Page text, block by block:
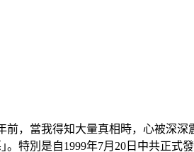
前，當我得知大量真相時，心被深
。特別是自1999年7月20日中共正